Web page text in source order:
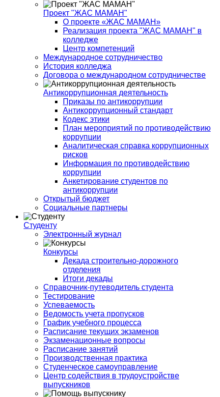
Проект "ЖАС МАМАН"
О проекте «ЖАС МАМАН»
Реализация проекта "ЖАС МАМАН" в
колледже
Центр компетенций
Международное сотрудничество
История колледжа
Договора о международном сотрудничестве
Антикоррупционная деятельность
Приказы по антикоррупции
Антикоррупционный стандарт
Кодекс этики
План мероприятий по противодействию
коррупции
Аналитическая справка коррупционных
рисков
Информация по противодействию
коррупции
Анкетирование студентов по
антикоррупции
Открытый бюджет
Социальные партнеры
Студенту
Электронный журнал
Конкурсы
Декада строительно-дорожного
отделения
Итоги декады
Справочник-путеводитель студента
Тестирование
Успеваемость
Ведомость учета пропусков
График учебного процесса
Расписание текущих экзаменов
Экзаменационные вопросы
Расписание занятий
Производственная практика
Студенческое самоуправление
Центр содействия в трудоустройстве
выпускников